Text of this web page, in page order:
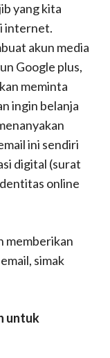
yang kita
internet.
akun media
Google plus,
meminta
ingin belanja
ini sendiri
digital (surat
online
memberikan
simak
untuk